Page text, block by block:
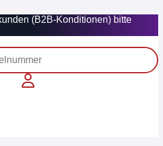
(B2B-Konditionen) bitte